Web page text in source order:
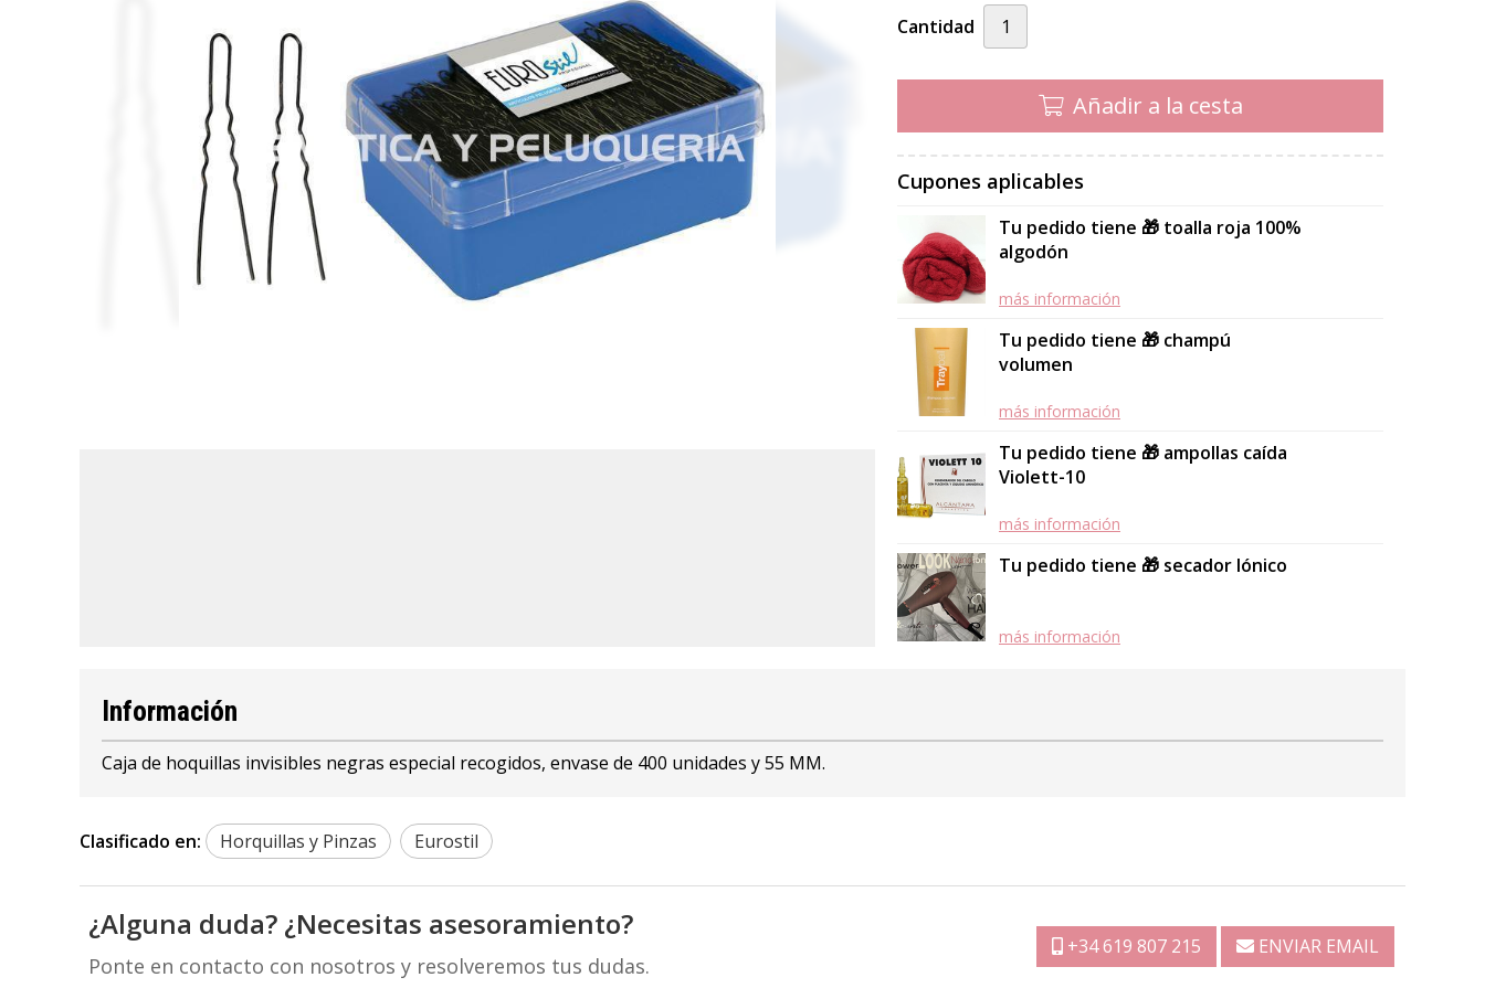
Cantidad
Añadir a la cesta
Cupones aplicables
Tu pedido tiene 🎁 toalla roja 100%
algodón
más información
Tu pedido tiene 🎁 champú
volumen
más información
Tu pedido tiene 🎁 ampollas caída
Violett-10
más información
Tu pedido tiene 🎁 secador Iónico
más información
Información
Caja de hoquillas invisibles negras especial recogidos, envase de 400 unidades y 55 MM.
Clasificado en: Horquillas y Pinzas Eurostil
¿Alguna duda? ¿Necesitas asesoramiento?
Ponte en contacto con nosotros y resolveremos tus dudas.
+34 619 807 215 ENVIAR EMAIL